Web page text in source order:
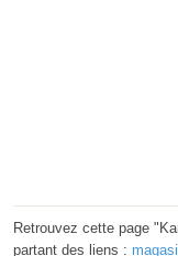
Retrouvez cette page
partant des liens :